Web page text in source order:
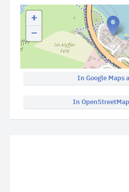
+
−
In Google Maps
In